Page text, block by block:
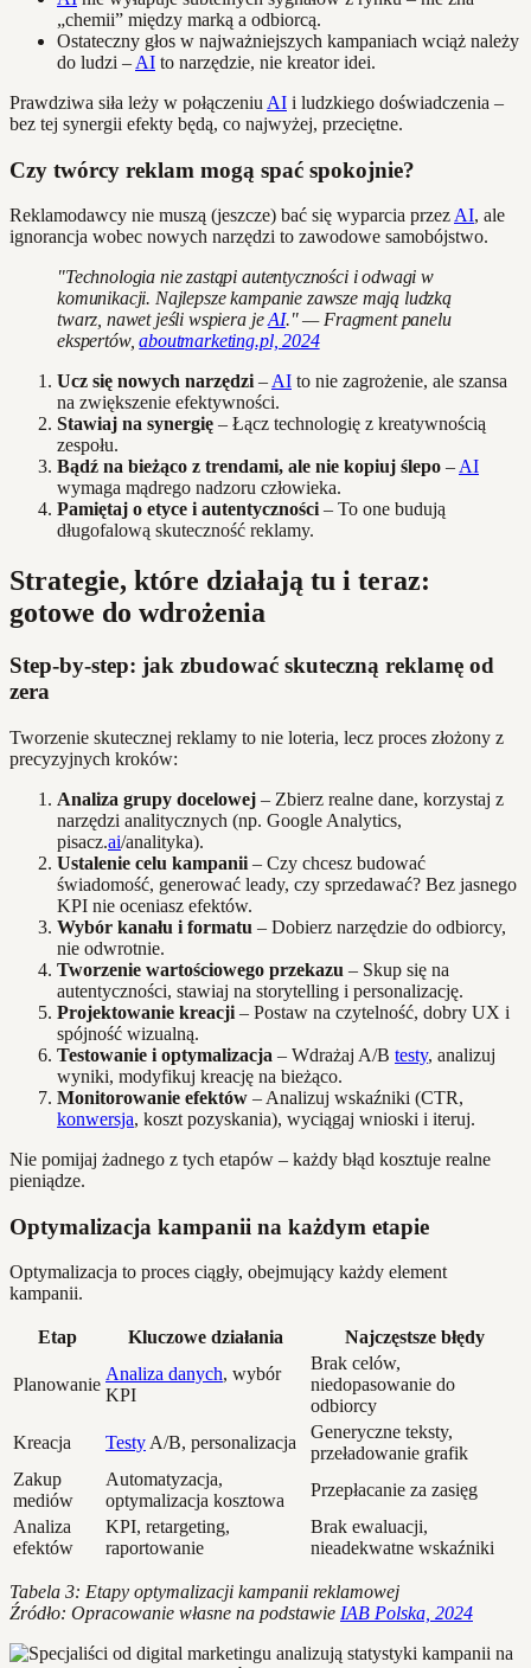
„chemii” między marką a odbiorcą.
Ostateczny głos w najważniejszych kampaniach wciąż należy
do ludzi – AI to narzędzie, nie kreator idei.
Prawdziwa siła leży w połączeniu AI i ludzkiego doświadczenia –
bez tej synergii efekty będą, co najwyżej, przeciętne.
Czy twórcy reklam mogą spać spokojnie?
Reklamodawcy nie muszą (jeszcze) bać się wyparcia przezAI, ale
ignorancja wobec nowych narzędzi to zawodowe samobójstwo.
"Technologia nie zastąpi autentyczności i odwagi w
komunikacji. Najlepsze kampanie zawsze mają ludzką
twarz, nawet jeśli wspiera jeAI." — Fragment panelu
ekspertów,aboutmarketing.pl, 2024
Ucz się nowych narzędzi–AI to nie zagrożenie, ale szansa
na zwiększenie efektywności.
Stawiaj na synergię – Łącz technologię z kreatywnością
zespołu.
Bądź na bieżąco z trendami, ale nie kopiuj ślepo –AI
wymaga mądrego nadzoru człowieka.
Pamiętaj o etyce i autentyczności– To one budują
długofalową skuteczność reklamy.
Strategie, które działają tu i teraz:
gotowe do wdrożenia
Step-by-step: jak zbudować skuteczną reklamę od
zera
Tworzenie skutecznej reklamy to nie loteria, lecz proces złożony z
precyzyjnych kroków:
Analiza grupy docelowej – Zbierz realne dane, korzystaj z
narzędzi analitycznych (np. Google Analytics,
pisacz.ai/analityka).
Ustalenie celu kampanii – Czy chcesz budować
świadomość, generować leady, czy sprzedawać? Bez jasnego
KPI nie oceniasz efektów.
Wybór kanału i formatu – Dobierz narzędzie do odbiorcy,
nie odwrotnie.
Tworzenie wartościowego przekazu – Skup się na
autentyczności, stawiaj na storytelling i personalizację.
Projektowanie kreacji – Postaw na czytelność, dobry UX i
spójność wizualną.
Testowanie i optymalizacja – Wdrażaj A/B testy, analizuj
wyniki, modyfikuj kreację na bieżąco.
Monitorowanie efektów – Analizuj wskaźniki (CTR,
konwersja, koszt pozyskania), wyciągaj wnioski i iteruj.
Nie pomijaj żadnego z tych etapów – każdy błąd kosztuje realne
pieniądze.
Optymalizacja kampanii na każdym etapie
Optymalizacja to proces ciągły, obejmujący każdy element
kampanii.
Etap Kluczowe działania Najczęstsze błędy
Planowanie
Analiza danych, wybór
KPI
Brak celów,
niedopasowanie do
odbiorcy
Kreacja
TestyA/B, personalizacja
Generyczne teksty,
przeładowanie grafik
Zakup
mediów
Automatyzacja,
optymalizacja kosztowa
Przepłacanie za zasięg
Analiza
efektów
KPI, retargeting,
raportowanie
Brak ewaluacji,
nieadekwatne wskaźniki
Tabela 3: Etapy optymalizacji kampanii reklamowej
Źródło: Opracowanie własne na podstawie IAB Polska, 2024